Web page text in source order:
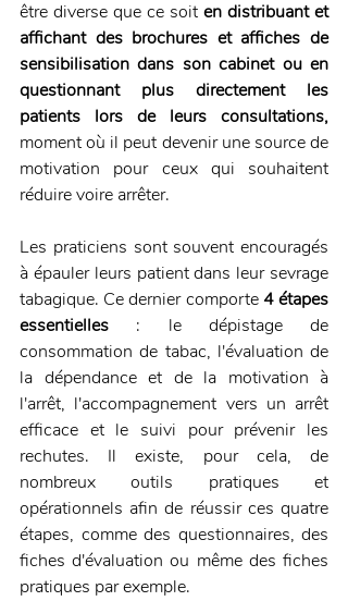
être diverse que ce soit en distribuant et
affichant des brochures et affiches de
sensibilisation dans son cabinet ou en
questionnant plus directement les
patients lors de leurs consultations,
moment où il peut devenir une source de
motivation pour ceux qui souhaitent
réduire voire arrêter.
Les praticiens sont souvent encouragés
à épauler leurs patient dans leur sevrage
tabagique. Ce dernier comporte 4 étapes
essentielles : le dépistage de
consommation de tabac, l'évaluation de
la dépendance et de la motivation à
l'arrêt, l'accompagnement vers un arrêt
efficace et le suivi pour prévenir les
rechutes. Il existe, pour cela, de
nombreux outils pratiques et
opérationnels afin de réussir ces quatre
étapes, comme des questionnaires, des
fiches d'évaluation ou même des fiches
pratiques par exemple.